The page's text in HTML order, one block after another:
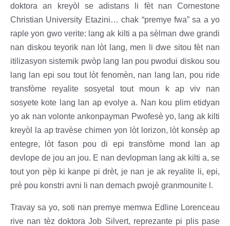
doktora an kreyòl se adistans li fèt nan Cornestone
Christian University Etazini… chak “premye fwa” sa a yo
raple yon gwo verite: lang ak kilti a pa sèlman dwe grandi
nan diskou teyorik nan lòt lang, men li dwe sitou fèt nan
itilizasyon sistemik pwòp lang lan pou pwodui diskou sou
lang lan epi sou tout lòt fenomèn, nan lang lan, pou ride
transfòme reyalite sosyetal tout moun k ap viv nan
sosyete kote lang lan ap evolye a. Nan kou plim etidyan
yo ak nan volonte ankonpayman Pwofesè yo, lang ak kilti
kreyòl la ap travèse chimen yon lòt lorizon, lòt konsèp ap
entegre, lòt fason pou di epi transfòme mond lan ap
devlope de jou an jou. E nan devlopman lang ak kilti a, se
tout yon pèp ki kanpe pi drèt, je nan je ak reyalite li, epi,
prè pou konstri avni li nan demach pwojè granmounite l.
Travay sa yo, soti nan premye memwa Edline Lorenceau
rive nan tèz doktora Job Silvert, reprezante pi plis pase